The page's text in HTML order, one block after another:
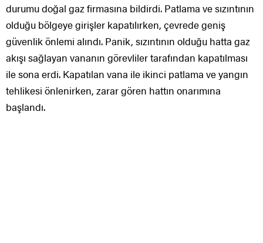
durumu doğal gaz firmasına bildirdi. Patlama ve sızıntının
olduğu bölgeye girişler kapatılırken, çevrede geniş
güvenlik önlemi alındı. Panik, sızıntının olduğu hatta gaz
akışı sağlayan vananın görevliler tarafından kapatılması
ile sona erdi. Kapatılan vana ile ikinci patlama ve yangın
tehlikesi önlenirken, zarar gören hattın onarımına
başlandı.